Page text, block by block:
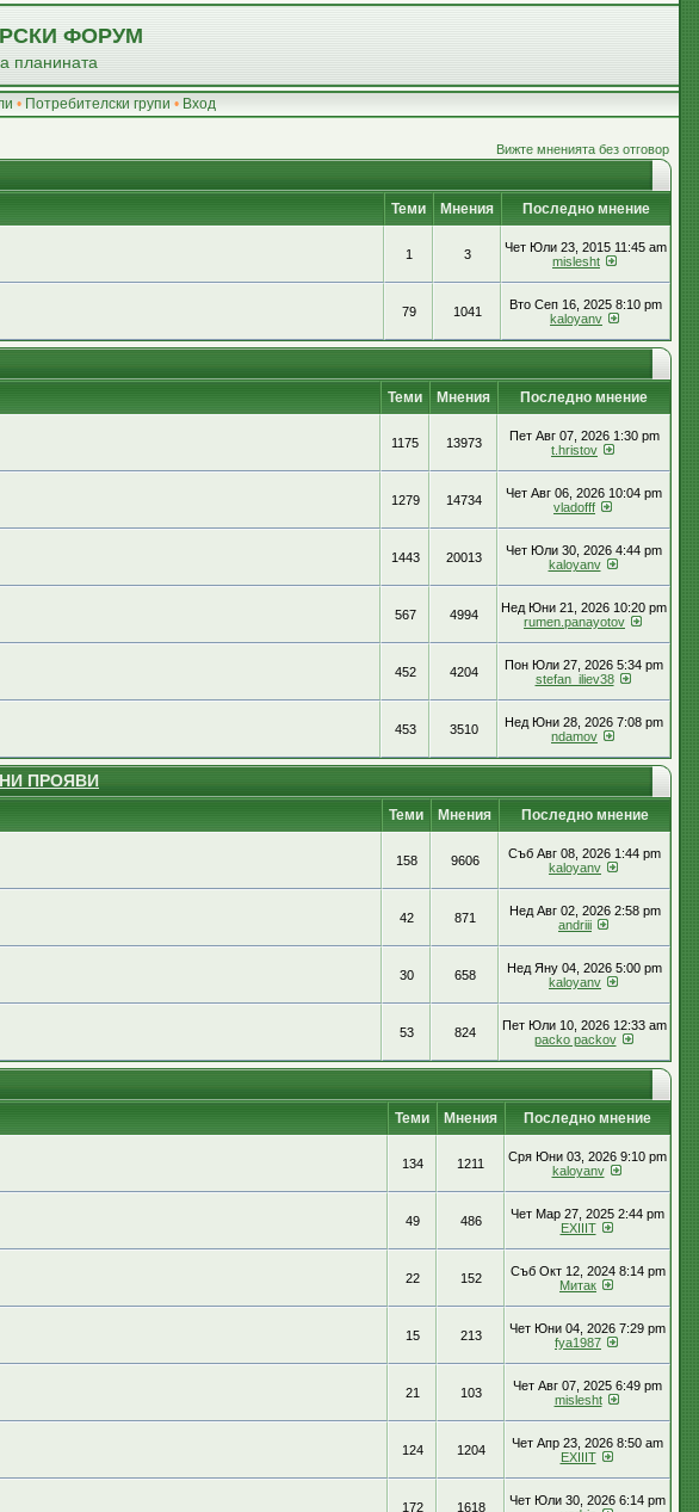
ФОРУМ
планината
• Потребителски групи • Вход
Вижте мненията без отговор
Теми Мнения Последно мнение
1 3
Чет Юли 23, 2015 11:45 am
mislesht
79 1041
Вто Сеп 16, 2025 8:10 pm
kaloyanv
Теми Мнения Последно мнение
1175 13973
Пет Авг 07, 2026 1:30 pm
t.hristov
1279 14734
Чет Авг 06, 2026 10:04 pm
vladofff
1443 20013
Чет Юли 30, 2026 4:44 pm
kaloyanv
567 4994
Нед Юни 21, 2026 10:20 pm
rumen.panayotov
452 4204
Пон Юли 27, 2026 5:34 pm
stefan_iliev38
453 3510
Нед Юни 28, 2026 7:08 pm
ndamov
ПРОЯВИ
Теми Мнения Последно мнение
158 9606
Съб Авг 08, 2026 1:44 pm
kaloyanv
42 871
Нед Авг 02, 2026 2:58 pm
andriii
30 658
Нед Яну 04, 2026 5:00 pm
kaloyanv
53 824
Пет Юли 10, 2026 12:33 am
packo packov
Теми Мнения Последно мнение
134 1211
Сря Юни 03, 2026 9:10 pm
kaloyanv
49 486
Чет Мар 27, 2025 2:44 pm
EXIIIT
22 152
Съб Окт 12, 2024 8:14 pm
Митак
15 213
Чет Юни 04, 2026 7:29 pm
fya1987
21 103
Чет Авг 07, 2025 6:49 pm
mislesht
124 1204
Чет Апр 23, 2026 8:50 am
EXIIIT
172 1618
Чет Юли 30, 2026 6:14 pm